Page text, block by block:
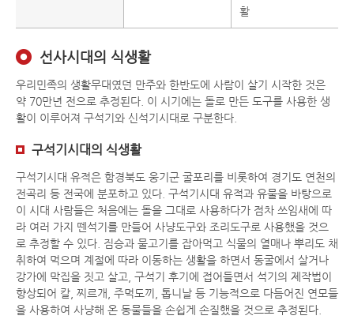
활
선사시대의 식생활
우리민족의 생활무대였던 만주와 한반도에 사람이 살기 시작한 것은
약 70만년 전으로 추정된다. 이 시기에는 돌로 만든 도구를 사용한 생
활이 이루어져 구석기와 신석기시대로 구분한다.
구석기시대의 식생활
구석기시대 유적은 함경북도 웅기군 굴포리를 비롯하여 경기도 연천의
전곡리 등 전국에 분포하고 있다. 구석기시대 유적과 유물을 바탕으로
이 시대 사람들은 처음에는 돌을 그대로 사용하다가 점차 쓰임새에 따
라 여러 가지 뗀석기를 만들어 사냥도구와 조리도구로 사용했을 것으
로 추정할 수 있다. 짐승과 물고기를 잡아먹고 식물의 열매나 뿌리도 채
취하여 먹으며 계절에 따라 이동하는 생활을 하면서 동굴에서 살거나
강가에 막집을 짓고 살고, 구석기 후기에 접어들면서 석기의 제작법이
향상되어 칼, 찌르개, 주먹도끼, 톱니날 등 기능적으로 다듬어진 연모들
을 사용하여 사냥해 온 동물들을 손쉽게 손질했을 것으로 추정된다.